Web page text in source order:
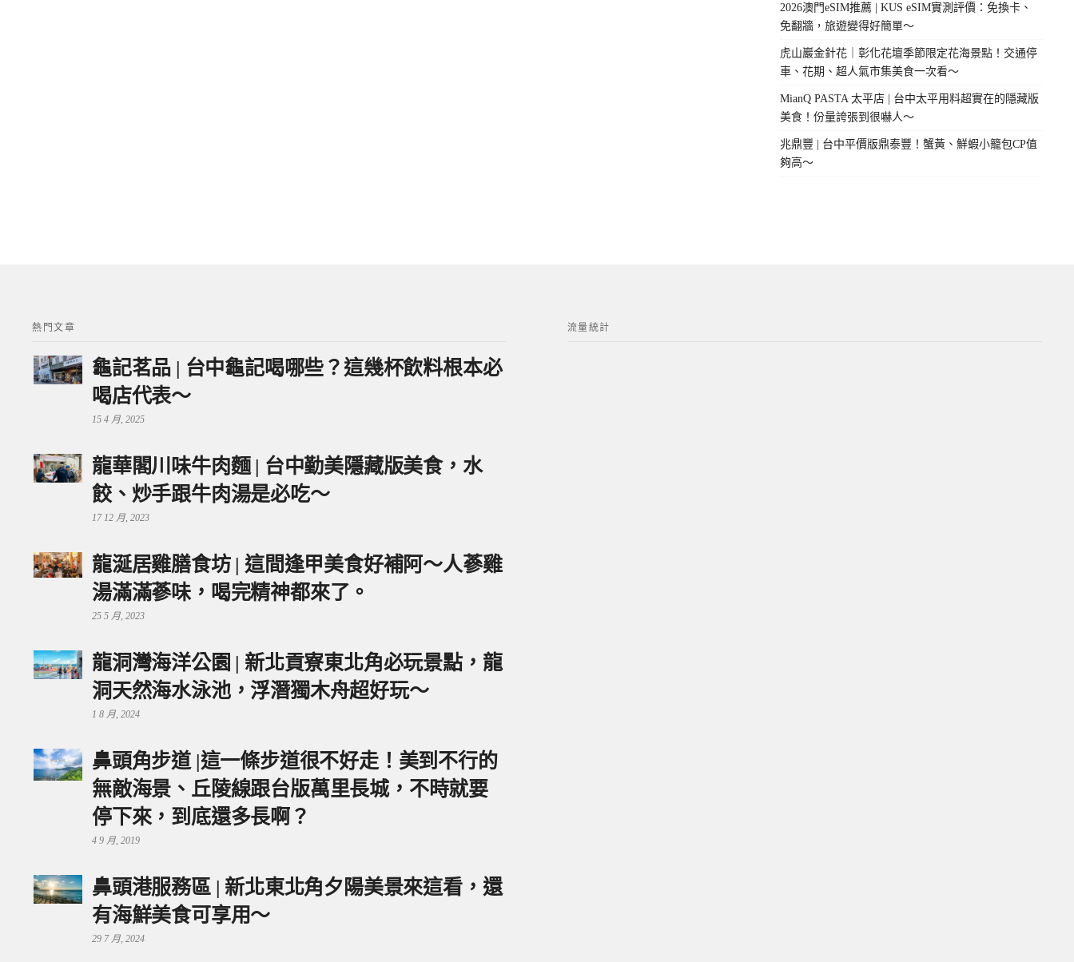
2026澳門eSIM推薦 | KUS eSIM實測評價：免換卡、
免翻牆，旅遊變得好簡單～
虎山巖金針花｜彰化花壇季節限定花海景點！交通停
車、花期、超人氣市集美食一次看～
MianQ PASTA 太平店 | 台中太平用料超實在的隱藏版
美食！份量誇張到很嚇人～
兆鼎豐 | 台中平價版鼎泰豐！蟹黃、鮮蝦小籠包CP值
夠高～
熱門文章
龜記茗品 | 台中龜記喝哪些？這幾杯飲料根本必
喝店代表～
15 4 月, 2025
龍華閣川味牛肉麵 | 台中勤美隱藏版美食，水
餃、炒手跟牛肉湯是必吃～
17 12 月, 2023
龍涎居雞膳食坊 | 這間逢甲美食好補阿～人蔘雞
湯滿滿蔘味，喝完精神都來了。
25 5 月, 2023
龍洞灣海洋公園 | 新北貢寮東北角必玩景點，龍
洞天然海水泳池，浮潛獨木舟超好玩～
1 8 月, 2024
鼻頭角步道 |這一條步道很不好走！美到不行的
無敵海景、丘陵線跟台版萬里長城，不時就要
停下來，到底還多長啊？
4 9 月, 2019
鼻頭港服務區 | 新北東北角夕陽美景來這看，還
有海鮮美食可享用～
29 7 月, 2024
流量統計